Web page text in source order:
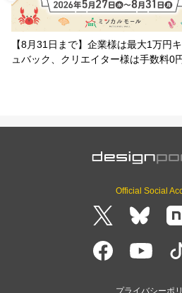
【8月31日まで】企業様は最大1万円
ュバック、クリエイター様は手数料0
Official Social
プライバシーポ